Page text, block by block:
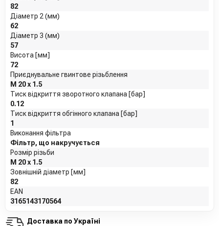
82
Діаметр 2 (мм)
62
Діаметр 3 (мм)
57
Висота [мм]
72
Приєднувальне гвинтове різьблення
M 20 x 1.5
Тиск відкриття зворотного клапана [бар]
0.12
Тиск відкриття обгінного клапана [бар]
1
Виконання фільтра
Фільтр, що накручується
Розмір різьби
M 20 x 1.5
Зовнішній діаметр [мм]
82
EAN
3165143170564
Доставка по Україні